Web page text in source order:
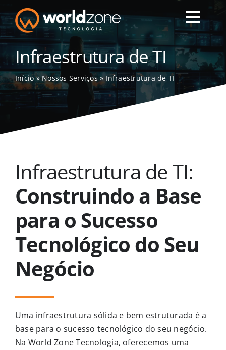
para
conteúdo
World Zone
Quem Somos
Blog
Infraestrutura de TI
Início»Nossos Serviços » Infraestrutura de TI
Infraestrutura de TI:
Construindo a Base
para o Sucesso
Tecnológico do Seu
Negócio
Uma infraestrutura sólida e bem estruturada é a
base para o sucesso tecnológico do seu negócio.
Na World Zone Tecnologia, oferecemos uma